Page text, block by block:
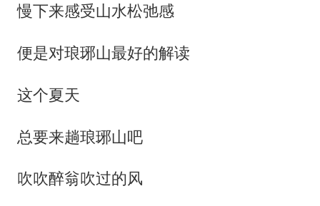
慢下来感受山水松弛感
便是对琅琊山最好的解读
这个夏天
总要来趟琅琊山吧
吹吹醉翁吹过的风